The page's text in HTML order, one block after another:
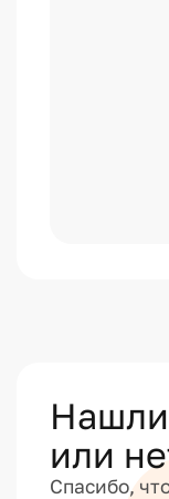
или
Спасибо,